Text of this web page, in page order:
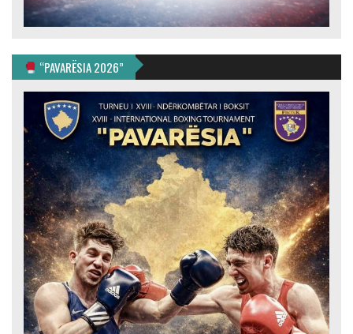
“PAVARËSIA 2026”